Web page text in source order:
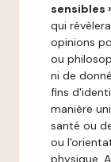
sensibles
qui
opinions
ou
ni de
fins
manière
santé ou
ou
physique.